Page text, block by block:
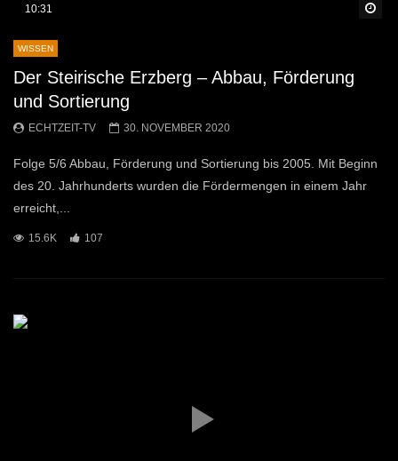
10:31
WISSEN
Der Steirische Erzberg – Abbau, Förderung
und Sortierung
ECHTZEIT-TV 30. NOVEMBER 2020
Folge 5/6 Abbau, Förderung und Sortierung bis 2005. Mit Beginn
des 20. Jahrhunderts wurden die Fördermengen in einem Jahr
erreicht,...
15.6K 107